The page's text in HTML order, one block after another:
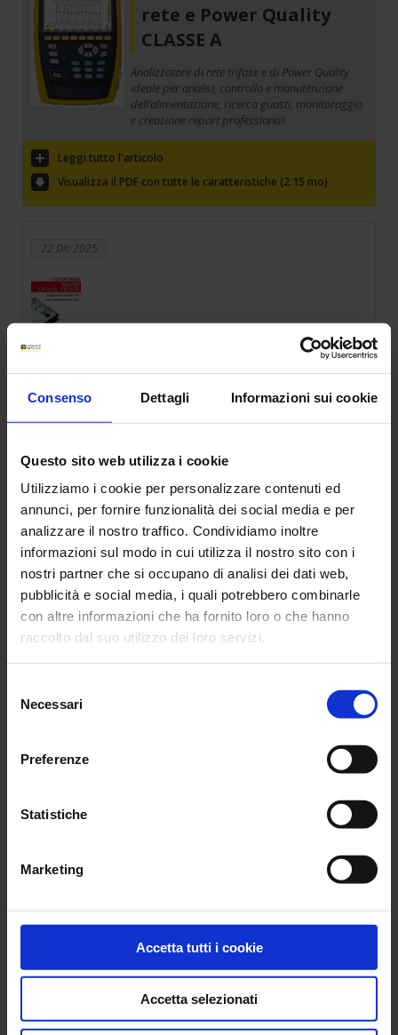
Consenso Dettagli Informazioni sui cookie
Questo sito web utilizza i cookie
Utilizziamo i cookie per personalizzare contenuti ed
annunci, per fornire funzionalità dei social media e per
analizzare il nostro traffico. Condividiamo inoltre
informazioni sul modo in cui utilizza il nostro sito con i
nostri partner che si occupano di analisi dei dati web,
pubblicità e social media, i quali potrebbero combinarle
con altre informazioni che ha fornito loro o che hanno
raccolto dal suo utilizzo dei loro servizi.
di confidenzialità
delNecessari
Preferenze
Statistiche
Marketing
Accetta tutti i cookie
Accetta selezionati
rete e Power Quality
CLASSE A
Analizzatore di rete trifase e di Power Quality
ideale per analisi, controllo e manutenzione
dell’alimentazione, ricerca guasti, monitoraggio
e creazione report professionali
Leggi tutto l'articolo
Visualizza il PDF con tutte le caratteristiche (2.15 mo)
22 Dic 2025
Relay Tester FTV400 Cassetta Prova Relé
su sistemi di protezione interfaccia (SPI) e protezioni generali (PG)
16 e CEI 0-21. Erogazione corrente 15A.
Leggi tutto l'articolo
SCARICA IL DATASHEET TECNICO COMPLETO (3.88 mo)
15 Dic 2025
La famiglia di logger d potenza ed energia più apprezzata dai
Fi, Ethernet e Server IRD dedicato. Interroga lo strumento e
supervisiona gli impianti a distanza.
10 Dic 2025
CA 6161 & CA 6163 Strumenti multifunzione
EN60204 & EN61439